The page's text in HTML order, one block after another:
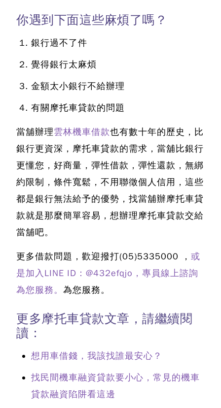
你遇到下面這些麻煩了嗎？
銀行過不了件
覺得銀行太麻煩
金額太小銀行不給辦理
有關摩托車貸款的問題
當舖辦理雲林機車借款也有數十年的歷史，比
銀行更資深，摩托車貸款的需求，當舖比銀行
更懂您，好商量，彈性借款，彈性還款，無綁
約限制，條件寬鬆，不用聯徵個人信用，這些
都是銀行無法給予的優勢， 找當舖辦摩托車貸
款就是那麼簡單容易 ，想辦理摩托車貸款交給
當舖吧。
更多借款問題，歡迎撥打(05)5335000 ， 或
是加入LINE ID：@432efqjo，專員線上諮詢
為您服務。 為您服務。
更多摩托車貸款文章，請繼續閱
讀：
想用車借錢，我該找誰最安心？
找民間機車融資貸款要小心，常見的機車
貸款融資陷阱看這邊